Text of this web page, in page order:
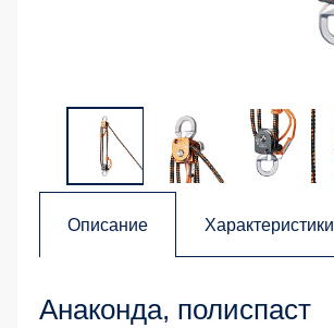
Описание Характеристики
Анаконда, полиспаст